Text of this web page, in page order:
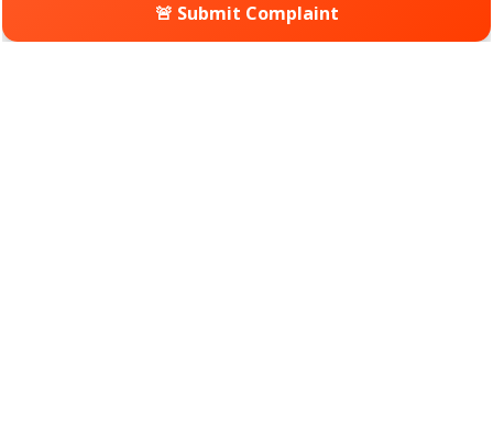
🚨 Submit Complaint